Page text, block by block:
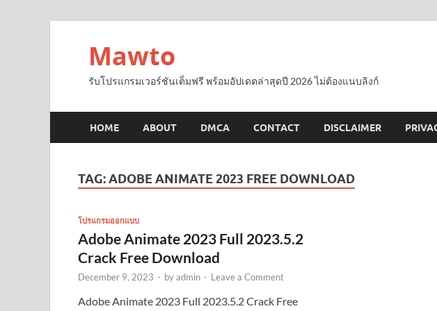
Mawto
รับโปรแกรมเวอร์ชันเต็มฟรี พร้อมอัปเดตล่าสุดปี 2026 ไม่ต้องแนบลิงก์
HOME ABOUT DMCA CONTACT DISCLAIMER
TAG:ADOBE ANIMATE 2023 FREE DOWNLOAD
โปรแกรมออกแบบ
Adobe Animate 2023 Full 2023.5.2
Crack Free Download
December 9, 2023 - byadmin - Leave a Comment
Adobe Animate 2023 Full 2023.5.2 Crack Free